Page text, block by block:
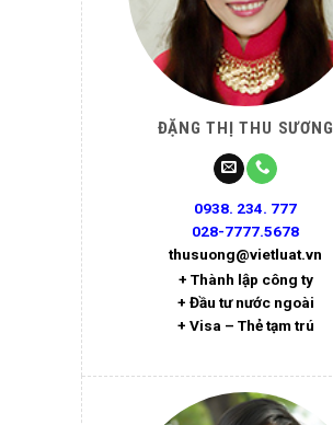
ĐẶNG THỊ THU SƯƠNG
0938. 234. 777
028-7777.5678
thusuong@vietluat.vn
+ Thành lập công ty
+ Đầu tư nước ngoài
+ Visa – Thẻ tạm trú